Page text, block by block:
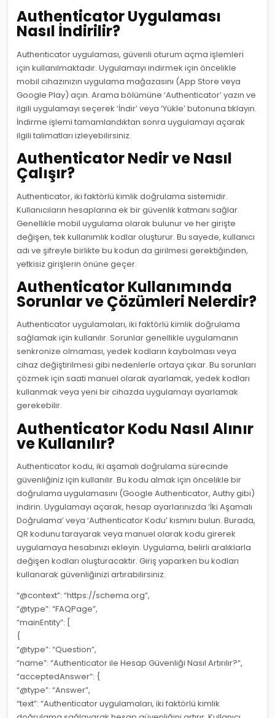
Authenticator Uygulaması
Nasıl İndirilir?
Authenticator uygulaması, güvenli oturum açma işlemleri
için kullanılmaktadır. Uygulamayı indirmek için öncelikle
mobil cihazınızın uygulama mağazasını (App Store veya
Google Play) açın. Arama bölümüne ‘Authenticator’ yazın ve
ilgili uygulamayı seçerek ‘İndir’ veya ‘Yükle’ butonuna tıklayın.
İndirme işlemi tamamlandıktan sonra uygulamayı açarak
ilgili talimatları izleyebilirsiniz.
Authenticator Nedir ve Nasıl
Çalışır?
Authenticator, iki faktörlü kimlik doğrulama sistemidir.
Kullanıcıların hesaplarına ek bir güvenlik katmanı sağlar.
Genellikle mobil uygulama olarak bulunur ve her girişte
değişen, tek kullanımlık kodlar oluşturur. Bu sayede, kullanıcı
adı ve şifreyle birlikte bu kodun da girilmesi gerektiğinden,
yetkisiz girişlerin önüne geçer.
Authenticator Kullanımında
Sorunlar ve Çözümleri Nelerdir?
Authenticator uygulamaları, iki faktörlü kimlik doğrulama
sağlamak için kullanılır. Sorunlar genellikle uygulamanın
senkronize olmaması, yedek kodların kaybolması veya
cihaz değiştirilmesi gibi nedenlerle ortaya çıkar. Bu sorunları
çözmek için saati manuel olarak ayarlamak, yedek kodları
kullanmak veya yeni bir cihazda uygulamayı ayarlamak
gerekebilir.
Authenticator Kodu Nasıl Alınır
ve Kullanılır?
Authenticator kodu, iki aşamalı doğrulama sürecinde
güvenliğiniz için kullanılır. Bu kodu almak için öncelikle bir
doğrulama uygulamasını (Google Authenticator, Authy gibi)
indirin. Uygulamayı açarak, hesap ayarlarınızda ‘İki Aşamalı
Doğrulama’ veya ‘Authenticator Kodu’ kısmını bulun. Burada,
QR kodunu tarayarak veya manuel olarak kodu girerek
uygulamaya hesabınızı ekleyin. Uygulama, belirli aralıklarla
değişen kodları oluşturacaktır. Giriş yaparken bu kodları
kullanarak güvenliğinizi artırabilirsiniz.
“@context”: “https://schema.org”,
“@type”: “FAQPage”,
“mainEntity”: [
{
“@type”: “Question”,
“name”: “Authenticator ile Hesap Güvenliği Nasıl Artırılır?”,
“acceptedAnswer”: {
“@type”: “Answer”,
“text”: “Authenticator uygulamaları, iki faktörlü kimlik